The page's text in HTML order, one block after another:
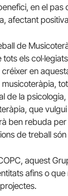
en el
afectant
de
els
en
de la
que
ben rebuda
de treball són
aquest
afins o